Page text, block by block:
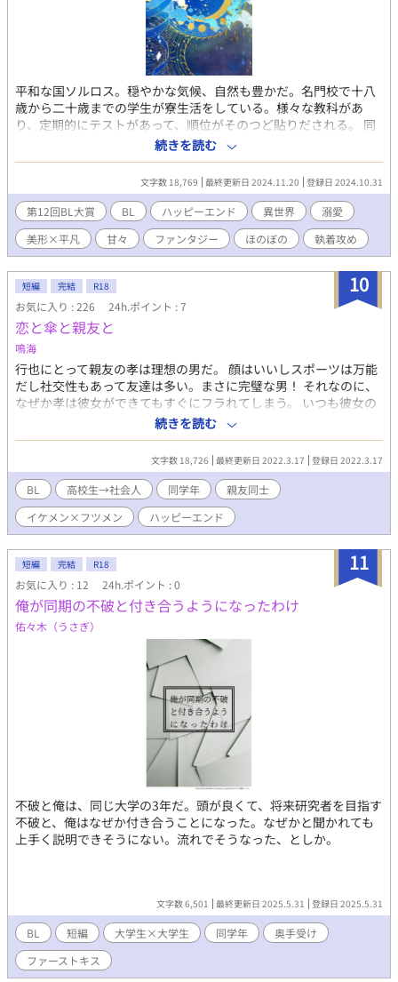
平和な国ソルロス。穏やかな気候、自然も豊かだ。名門校で十八
歳から二十歳までの学生が寮生活をしている。様々な教科があ
り、定期的にテストがあって、順位がそのつど貼りだされる。 同
学年のカインは、家も容姿もよくて運動も剣術も魔法もなんでも
できて人望もある。僕が勝てる可能性があるとしたら、勉強くら
い。しかも僕は父から、一位を取れとしつこく言われている。寝
る間も惜しんで勉強していたのに、また負けた。貼り紙の前でカ
インを睨みつけて部屋にこもって落ち込んでいたら、ふっと変な
気持ちになって、自分に触ってみる。あんまりやらないからうま
くできない。もう諦めようとしていた時、カインが部屋を訪ねて
きて、シてたことがバレてしまう。そのまま、なぜか、僕は大嫌
いなカインの手に触れられて――。 それ以来、意味不明な関係が
続いている。行為の間は意地悪なカインは、なぜか、それ以外の
時は僕にすごく親切にする。……何を企んでいるんだろう。だま
されないからな、僕は絶対、一位になるんだからな！ じゃない
と学校、やめさせられるし、そしたらカインに会えなく――……
今のは無しだ。 またテストがある。そのテストで一位を取らなか
ったら、無駄だから仕事を早く覚えろと、父からの最後通告。ど
うしよう、絶対父は本気だ。学校は、義務ではないから、やめさ
せられるのは間違いない。カインに、お願いして、今回だけ――
いやいや、何考えるんだ、絶対そんな恥知らずなことダメだ
―！ 頑張らなきゃ、と頑張りすぎていたら、倒れてしまう。
と、僕、シュリが、大嫌いなカインに翻弄される可哀想なお話で
す。カインを抜いて、一位になれるように頑張ります！ ぜひ読
んでくれると嬉しいです♡ ◇ ◇ ◇ ◇ 第12回BL大賞にエン
トリーしています。 楽しんで頂けて、応援頂けたら嬉しいです…
✨ (タイトルまだ考え中です。変わるかもです💦)
続きを読む
文字数 18,769 最終更新日 2024.11.20 登録日 2024.10.31
第12回BL大賞 BL ハッピーエンド 異世界
溺愛
美形×平凡
甘々 ファンタジー ほのぼの 執着攻め
10
短編 完結 R18
お気に入り : 226 24h.ポイント : 7
恋と傘と親友と
鳴海
行也にとって親友の孝は理想の男だ。 顔はいいしスポーツは万能
だし社交性もあって友達は多い。まさに完璧な男！ それなのに、
なぜか孝は彼女ができてもすぐにフラれてしまう。 いつも彼女の
方から告白して付き合い始めるのに、最終的にはいつも孝がフラ
れてしまう。 一体なぜ、どうして？！ おかしい、納得できない、
どうして孝がフラれなゃならないんだ！！！！！ そんなこんな
で、どうしてが彼女にフラれ続けるのかの理由を、孝と行也が探
って解決しようと奮闘(その方法がなぜかセックス)するお話です。
続きを読む
文字数 18,726 最終更新日 2022.3.17 登録日 2022.3.17
BL 高校生→社会人 同学年
親友同士
イケメン×フツメン
ハッピーエンド
11
短編 完結 R18
お気に入り : 12 24h.ポイント : 0
俺が同期の不破と付き合うようになったわけ
佑々木（うさぎ）
不破と俺は、同じ大学の3年だ。頭が良くて、将来研究者を目指す
不破と、俺はなぜか付き合うことになった。なぜかと聞かれても
上手く説明できそうにない。流れでそうなった、としか。
文字数 6,501 最終更新日 2025.5.31 登録日 2025.5.31
BL 短編 大学生×大学生 同学年
奥手受け
ファーストキス